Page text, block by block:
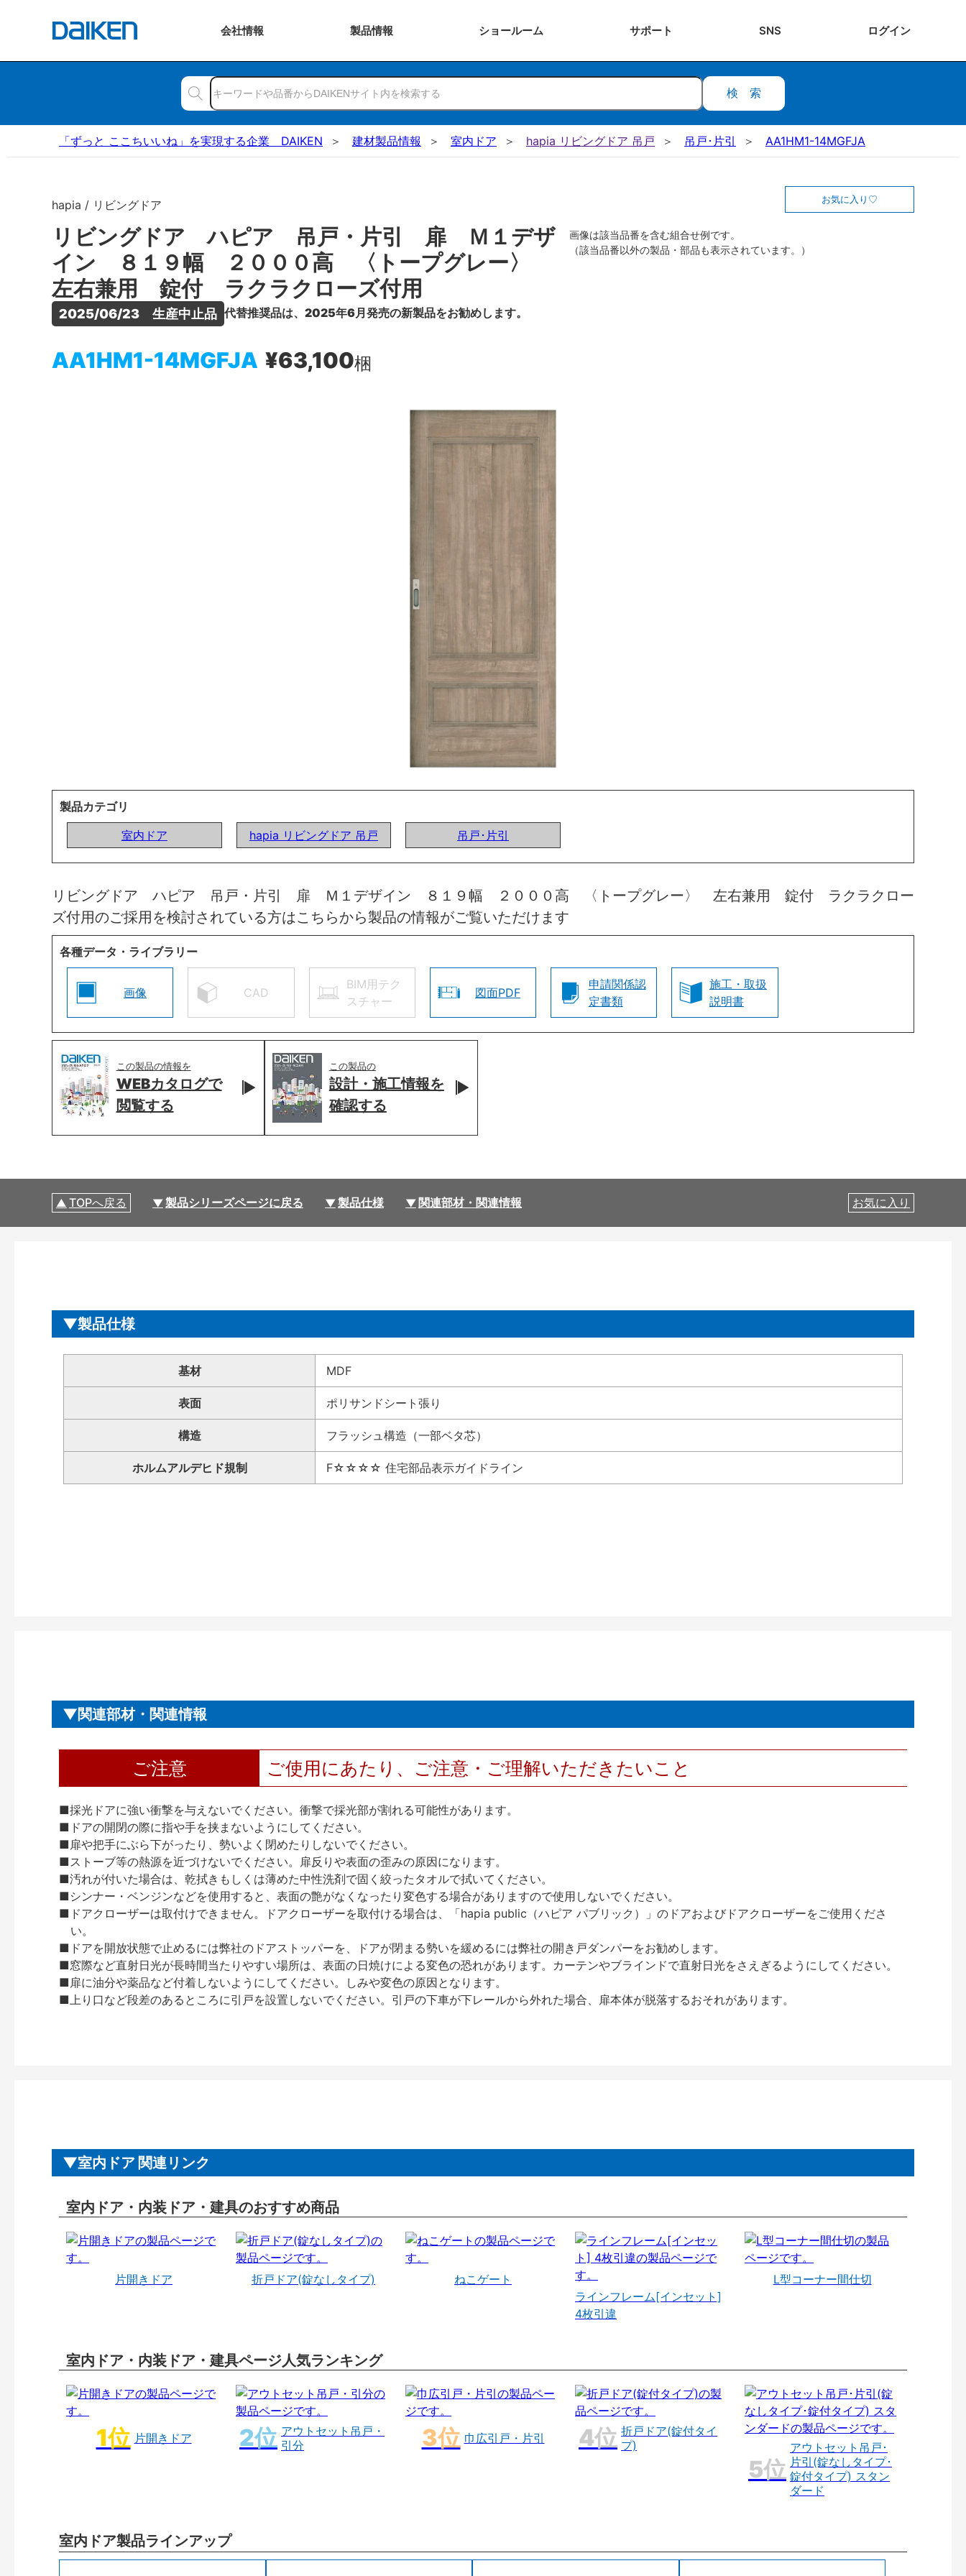
会社情報 製品情報 ショールーム サポート SNS ログイン
検索
「ずっと ここちいいね」を実現する企業 DAIKEN 建材製品情報 室内ドア hapia リビングドア 吊戸 吊戸･片引 AA1HM1-14MGFJA
hapia / リビングドア
リビングドア ハピア 吊戸・片引 扉 Ｍ１デザ
イン ８１９幅 ２０００高 〈トープグレー〉
左右兼用 錠付 ラクラクローズ付用
2025/06/23　生産中止品 代替推奨品は、2025年6月発売の新製品をお勧めします。
AA1HM1-14MGFJA ¥63,100梱
お気に入り
画像は該当品番を含む組合せ例です。
（該当品番以外の製品・部品も表示されています。）
製品カテゴリ
室内ドア
hapia リビングドア 吊戸 吊戸･片引
リビングドア ハピア 吊戸・片引 扉 Ｍ１デザイン ８１９幅 ２０００高 〈トープグレー〉 左右兼用 錠付 ラクラクロー
ズ付用のご採用を検討されている方はこちらから製品の情報がご覧いただけます
各種データ・ライブラリー
画像 CAD
BIM用テク
スチャー
図面PDF
申請関係認
定書類
施工・取扱
説明書
この製品の情報を
WEBカタログで
閲覧する
この製品の
設計・施工情報を
確認する
TOPへ戻る 製品シリーズページに戻る 製品仕様 関連部材・関連情報 お気に入り
製品仕様
基材 MDF
表面 ポリサンドシート張り
構造 フラッシュ構造（一部ベタ芯）
ホルムアルデヒド規制 F☆☆☆☆ 住宅部品表示ガイドライン
関連部材・関連情報
ご注意 ご使用にあたり、ご注意・ご理解いただきたいこと
■採光ドアに強い衝撃を与えないでください。衝撃で採光部が割れる可能性があります。
■ドアの開閉の際に指や手を挟まないようにしてください。
■扉や把手にぶら下がったり、勢いよく閉めたりしないでください。
■ストーブ等の熱源を近づけないでください。扉反りや表面の歪みの原因になります。
■汚れが付いた場合は、乾拭きもしくは薄めた中性洗剤で固く絞ったタオルで拭いてください。
■シンナー・ベンジンなどを使用すると、表面の艶がなくなったり変色する場合がありますので使用しないでください。
■ドアクローザーは取付けできません。ドアクローザーを取付ける場合は、「hapia public（ハピア パブリック）」のドアおよびドアクローザーをご使用くださ
い。
■ドアを開放状態で止めるには弊社のドアストッパーを、ドアが閉まる勢いを緩めるには弊社の開き戸ダンパーをお勧めします。
■窓際など直射日光が長時間当たりやすい場所は、表面の日焼けによる変色の恐れがあります。カーテンやブラインドで直射日光をさえぎるようにしてください。
■扉に油分や薬品など付着しないようにしてください。しみや変色の原因となります。
■上り口など段差のあるところに引戸を設置しないでください。引戸の下車が下レールから外れた場合、扉本体が脱落するおそれがあります。
室内ドア 関連リンク
室内ドア・内装ドア・建具のおすすめ商品
片開きドア 折戸ドア(錠なしタイプ)
ねこゲート
ラインフレーム[インセット]
4枚引違
L型コーナー間仕切
室内ドア・内装ドア・建具ページ人気ランキング
片開きドア
アウトセット吊戸・
引分
巾広引戸・片引
折戸ドア(錠付タイ
プ)
アウトセット吊戸･
片引(錠なしタイプ･
錠付タイプ) スタン
ダード
室内ドア製品ラインアップ